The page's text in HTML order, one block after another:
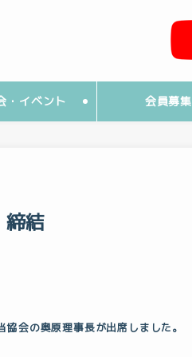
・イベント 会員募集
締結
会の奥原理事長が出席しました。